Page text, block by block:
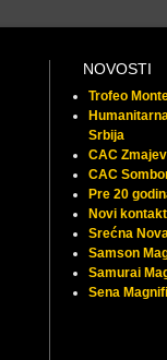
NOVOSTI
Trofeo
Srbija
CAC
CAC
Pre 20
Novi
Srećna
Samson
Samurai
Sena